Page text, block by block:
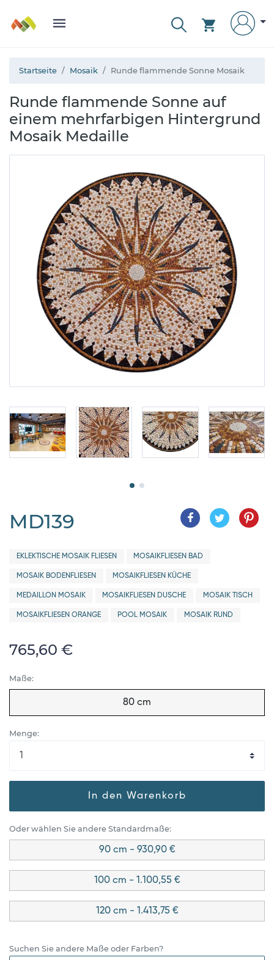
Startseite Mosaik Runde flammende Sonne Mosaik
Runde flammende Sonne auf
einem mehrfarbigen Hintergrund
Mosaik Medaille
MD139
EKLEKTISCHE MOSAIK FLIESEN MOSAIKFLIESEN BAD
MOSAIK BODENFLIESEN MOSAIKFLIESEN KÜCHE
MEDAILLON MOSAIK MOSAIKFLIESEN DUSCHE MOSAIK TISCH
MOSAIKFLIESEN ORANGE POOL MOSAIK MOSAIK RUND
765,60 €
Maße:
80 cm
Menge:
In den Warenkorb
Oder wählen Sie andere Standardmaße:
90 cm - 930,90 €
100 cm - 1.100,55 €
120 cm - 1.413,75 €
Suchen Sie andere Maße oder Farben?